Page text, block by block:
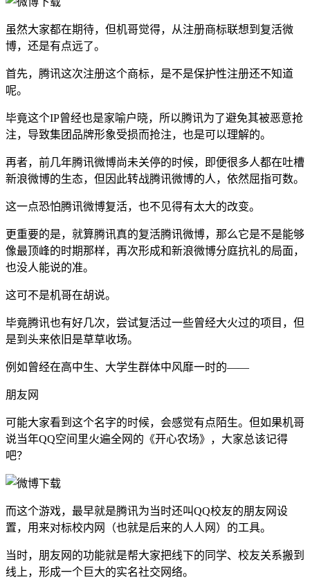
虽然大家都在期待，但机哥觉得，从注册商标联想到复活微
博，还是有点远了。
首先，腾讯这次注册这个商标，是不是保护性注册还不知道
呢。
毕竟这个IP曾经也是家喻户晓，所以腾讯为了避免其被恶意抢
注，导致集团品牌形象受损而抢注，也是可以理解的。
再者，前几年腾讯微博尚未关停的时候，即便很多人都在吐槽
新浪微博的生态，但因此转战腾讯微博的人，依然屈指可数。
这一点恐怕腾讯微博复活，也不见得有太大的改变。
更重要的是，就算腾讯真的复活腾讯微博，那么它是不是能够
像最顶峰的时期那样，再次形成和新浪微博分庭抗礼的局面，
也没人能说的准。
这可不是机哥在胡说。
毕竟腾讯也有好几次，尝试复活过一些曾经大火过的项目，但
是到头来依旧是草草收场。
例如曾经在高中生、大学生群体中风靡一时的——
朋友网
可能大家看到这个名字的时候，会感觉有点陌生。但如果机哥
说当年QQ空间里火遍全网的《开心农场》，大家总该记得
吧？
而这个游戏，最早就是腾讯为当时还叫QQ校友的朋友网设
置，用来对标校内网（也就是后来的人人网）的工具。
当时，朋友网的功能就是帮大家把线下的同学、校友关系搬到
线上，形成一个巨大的实名社交网络。